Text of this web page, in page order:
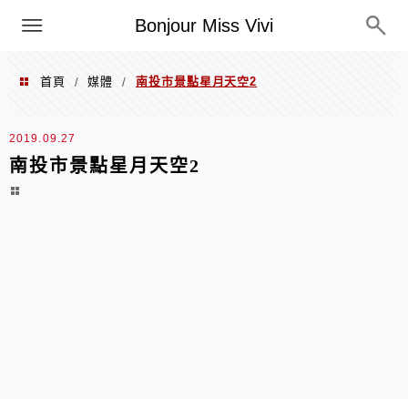
Bonjour Miss Vivi
選單
首頁 / 媒體 / 南投市景點星月天空2
2019.09.27
南投市景點星月天空2